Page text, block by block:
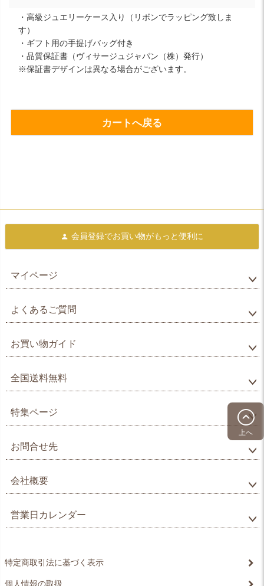
・高級ジュエリーケース入り（リボンでラッピング致しま
す）
・ギフト用の手提げバッグ付き
・品質保証書（ヴィサージュジャパン（株）発行）
※保証書デザインは異なる場合がございます。
カートへ戻る
上へ
会員登録でお買い物がもっと便利に
マイページ
よくあるご質問
お買い物ガイド
全国送料無料
特集ページ
お問合せ先
会社概要
営業日カレンダー
特定商取引法に基づく表示
個人情報の取扱